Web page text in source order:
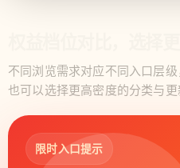
不同浏览需求对应不同入口层级
也可以选择更高密度的分类与更
限时入口提示